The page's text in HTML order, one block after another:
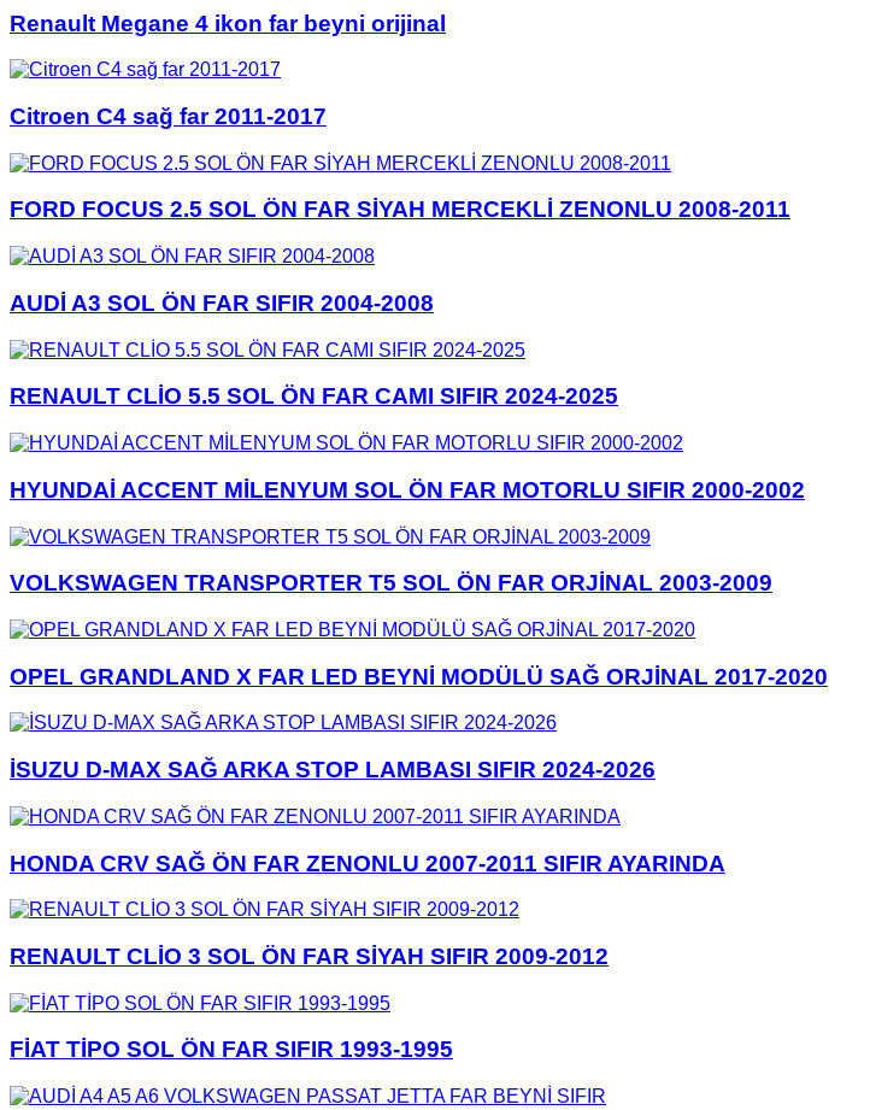
Renault Megane 4 ikon far beyni orijinal
Citroen C4 sağ far 2011-2017
FORD FOCUS 2.5 SOL ÖN FAR SİYAH MERCEKLİ ZENONLU 2008-2011
AUDİ A3 SOL ÖN FAR SIFIR 2004-2008
RENAULT CLİO 5.5 SOL ÖN FAR CAMI SIFIR 2024-2025
HYUNDAİ ACCENT MİLENYUM SOL ÖN FAR MOTORLU SIFIR 2000-2002
VOLKSWAGEN TRANSPORTER T5 SOL ÖN FAR ORJİNAL 2003-2009
OPEL GRANDLAND X FAR LED BEYNİ MODÜLÜ SAĞ ORJİNAL 2017-2020
İSUZU D-MAX SAĞ ARKA STOP LAMBASI SIFIR 2024-2026
HONDA CRV SAĞ ÖN FAR ZENONLU 2007-2011 SIFIR AYARINDA
RENAULT CLİO 3 SOL ÖN FAR SİYAH SIFIR 2009-2012
FİAT TİPO SOL ÖN FAR SIFIR 1993-1995